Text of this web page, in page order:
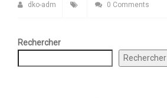
dko-adm 0 Comments
Rechercher
Rechercher